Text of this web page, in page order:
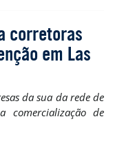
corretoras
em Las
da sua da rede de
comercialização de